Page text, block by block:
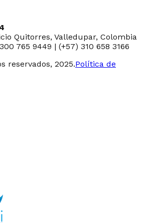
Quitorres, Valledupar, Colombia
765 9449 | (+57) 310 658 3166
reservados, 2025.Política de